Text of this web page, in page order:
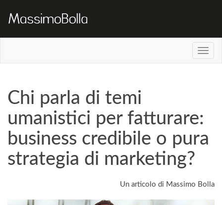
Chi parla di temi
umanistici per fatturare:
business credibile o pura
strategia di marketing?
Un articolo di Massimo Bolla